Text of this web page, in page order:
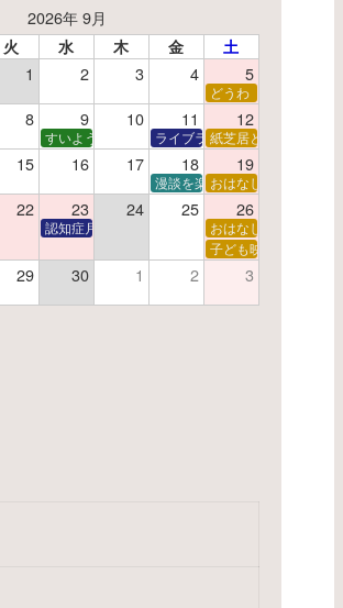
ークショップ
会
会
2026年 9月
火 水 木 金 土
1 2 3 4 5
どうわ
8 9 10 11 12
すいようえほん ライブラリーシアター
紙芝居と折り紙
15 16 17 18 19
漫談を楽しむ会 ～漫談DVD上
おはなし会
22 23 24 25 26
宇宙を感じるクラシック
認知症月間 特別映画会「調査屋マオさんの恋文」
おはなし会
子ども映画会
29 30 1 2 3